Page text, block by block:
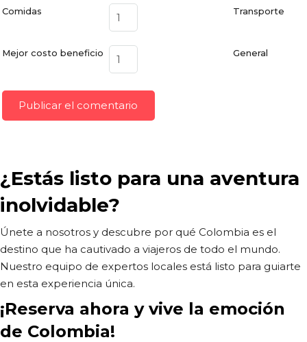
Comidas Transporte
Mejor costo beneficio General
¿Estás listo para una aventura
inolvidable?
Únete a nosotros y descubre por qué Colombia es el
destino que ha cautivado a viajeros de todo el mundo.
Nuestro equipo de expertos locales está listo para guiarte
en esta experiencia única.
¡Reserva ahora y vive la emoción
de Colombia!